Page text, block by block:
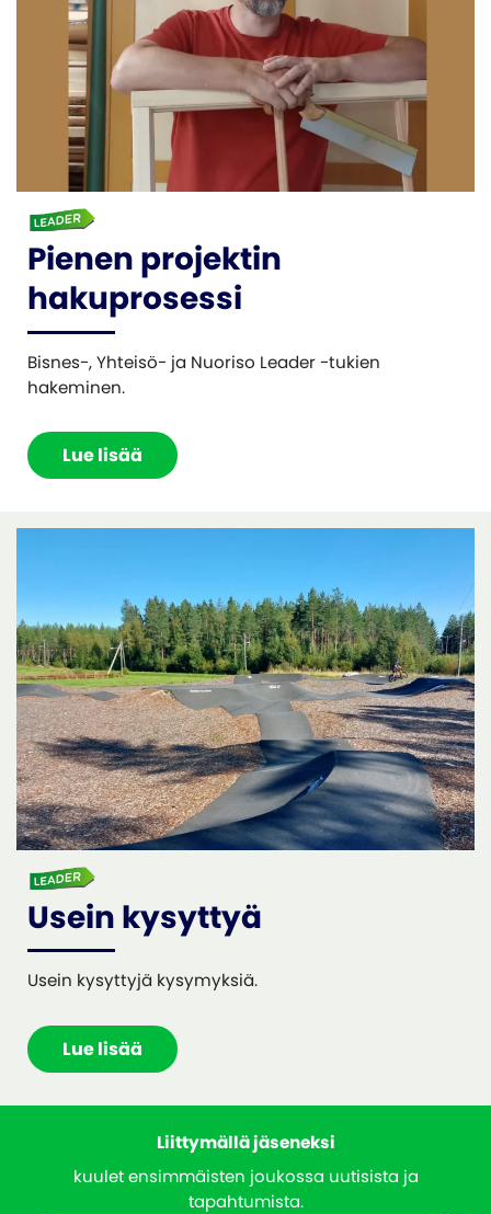
Pienen projektin
hakuprosessi
Bisnes-, Yhteisö- ja Nuoriso Leader -tukien
hakeminen.
Lue lisää
Usein kysyttyä
Usein kysyttyjä kysymyksiä.
Lue lisää
Liittymällä jäseneksi
kuulet ensimmäisten joukossa uutisista ja
tapahtumista.